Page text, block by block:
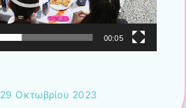
00:05
29 Οκτωβρίου 2023